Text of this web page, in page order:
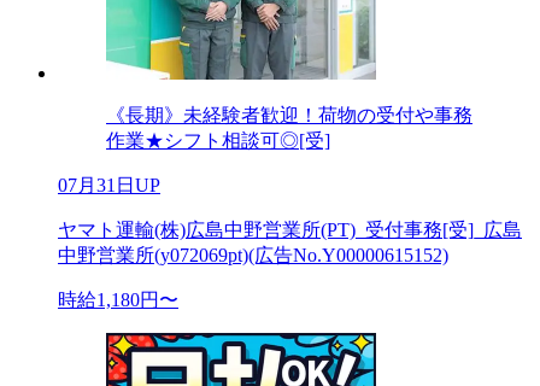
《長期》未経験者歓迎！荷物の受付や事務
作業★シフト相談可◎[受]
07月31日UP
ヤマト運輸(株)広島中野営業所(PT)_受付事務[受]_広島
中野営業所(y072069pt)(広告No.Y00000615152)
時給1,180円〜